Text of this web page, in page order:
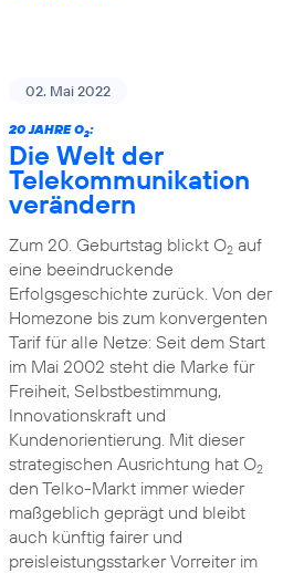
02. Mai 2022
20 JAHRE O2:
Die Welt der
Telekommunikation
verändern
Zum 20. Geburtstag blickt O2auf
eine beeindruckende
Erfolgsgeschichte zurück. Von der
Homezone bis zum konvergenten
Tarif für alle Netze: Seit dem Start
im Mai 2002 steht die Marke für
Freiheit, Selbstbestimmung,
Innovationskraft und
Kundenorientierung. Mit dieser
strategischen Ausrichtung hat O2
den Telko-Markt immer wieder
maßgeblich geprägt und bleibt
auch künftig fairer und
preisleistungsstarker Vorreiter im